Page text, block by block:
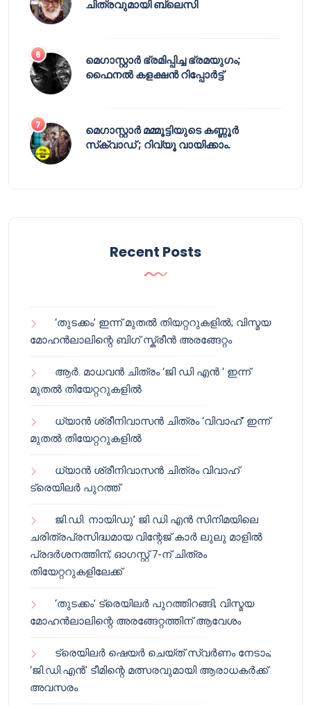
ചിത്രവുമായി ബ്ലെസി
മെഗാസ്റ്റാർ ഭ്രമിപ്പിച്ച ഭ്രമയുഗം;
ഫൈനൽ കളക്ഷൻ റിപ്പോർട്ട്
മെഗാസ്റ്റാർ മമ്മൂട്ടിയുടെ കണ്ണൂർ
സ്‌ക്വാഡ് ; റിവ്യൂ വായിക്കാം.
Recent Posts
‘തുടക്കം’ ഇന്ന് മുതൽ തിയറ്ററുകളിൽ; വിസ്മയ
മോഹൻലാലിന്റെ ബിഗ് സ്ക്രീൻ അരങ്ങേറ്റം
ആർ. മാധവൻ ചിത്രം ‘ജി ഡി എൻ ‘ ഇന്ന്
മുതൽ തിയേറ്ററുകളിൽ
ധ്യാൻ ശ്രീനിവാസൻ ചിത്രം ‘വിവാഹ്’ ഇന്ന്
മുതൽ തിയേറ്ററുകളിൽ
ധ്യാൻ ശ്രീനിവാസൻ ചിത്രം വിവാഹ്
ട്രെയിലർ പുറത്ത്
ജി.ഡി. നായിഡു’ ജി ഡി എൻ സിനിമയിലെ
ചരിത്രപ്രസിദ്ധമായ വിന്റേജ് കാർ ലുലു മാളിൽ
പ്രദർശനത്തിന്; ഓഗസ്റ്റ് 7-ന് ചിത്രം
തിയേറ്ററുകളിലേക്ക്
‘തുടക്കം’ ട്രെയിലർ പുറത്തിറങ്ങി; വിസ്മയ
മോഹൻലാലിന്റെ അരങ്ങേറ്റത്തിന് ആവേശം
ട്രെയിലർ ഷെയർ ചെയ്‌ത് സ്വർണം നേടാം;
‘ജി.ഡി.എൻ’ ടീമിന്റെ മത്സരവുമായി ആരാധകർക്ക്
അവസരം